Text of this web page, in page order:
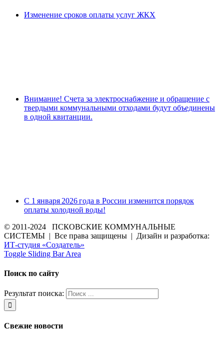
Изменение сроков оплаты услуг ЖКХ
Внимание! Счета за электроснабжение и обращение с
твердыми коммунальными отходами будут объединены
в одной квитанции.
С 1 января 2026 года в России изменится порядок
оплаты холодной воды!
© 2011-2024 ПСКОВСКИЕ КОММУНАЛЬНЫЕ
СИСТЕМЫ | Все права защищены | Дизайн и разработка:
ИТ-студия «Создатель»
Toggle Sliding Bar Area
Поиск по сайту
Результат поиска:
Свежие новости